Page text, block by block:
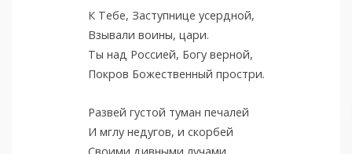
К Тебе, Заступнице усердной,
Взывали воины, цари.
Ты над Россией, Богу верной,
Покров Божественный простри.
Развей густой туман печалей
И мглу недугов, и скорбей